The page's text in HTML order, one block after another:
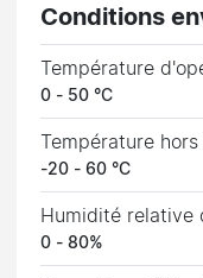
Conditions
Température
0 - 50 °C
Température
-20 - 60 °C
Humidité relative
0 - 80%